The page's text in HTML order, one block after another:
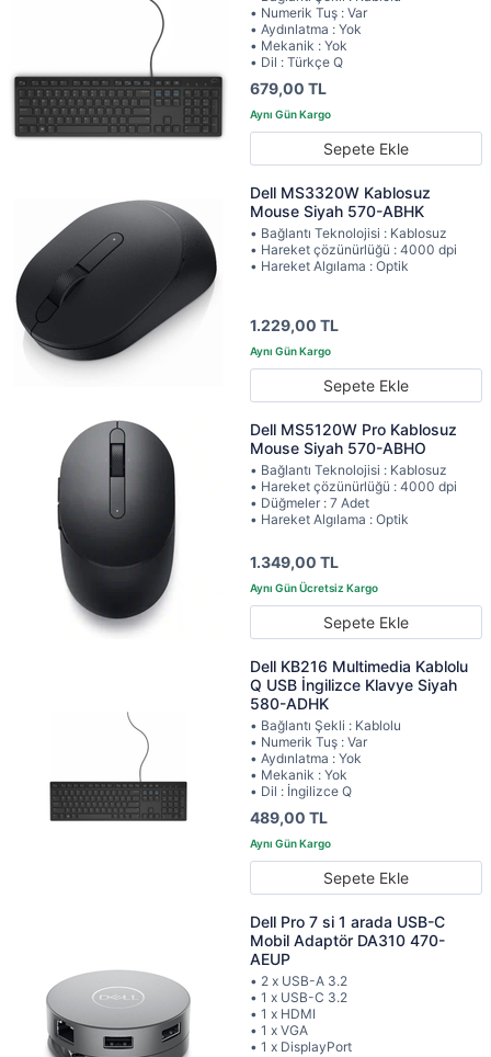
• Numerik Tuş : Var
• Aydınlatma : Yok
• Mekanik : Yok
• Dil : Türkçe Q
679,00 TL
Sepete Ekle
Dell MS3320W Kablosuz
Mouse Siyah 570-ABHK
• Bağlantı Teknolojisi : Kablosuz
• Hareket çözünürlüğü : 4000 dpi
• Hareket Algılama : Optik
1.229,00 TL
Sepete Ekle
Dell MS5120W Pro Kablosuz
Mouse Siyah 570-ABHO
• Bağlantı Teknolojisi : Kablosuz
• Hareket çözünürlüğü : 4000 dpi
• Düğmeler : 7 Adet
• Hareket Algılama : Optik
1.349,00 TL
Sepete Ekle
Dell KB216 Multimedia Kablolu
Q USB İngilizce Klavye Siyah
580-ADHK
• Bağlantı Şekli : Kablolu
• Numerik Tuş : Var
• Aydınlatma : Yok
• Mekanik : Yok
• Dil : İngilizce Q
489,00 TL
Sepete Ekle
Dell Pro 7 si 1 arada USB-C
Mobil Adaptör DA310 470-
AEUP
• 2 x USB-A 3.2
• 1 x USB-C 3.2
• 1 x HDMI
• 1 x VGA
• 1 x DisplayPort